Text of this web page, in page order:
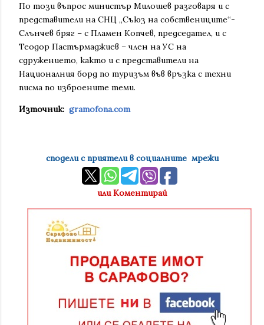
По този въпрос министър Милошев разговаря и с
представители на СНЦ „Съюз на собствениците“-
Слънчев бряг – с Пламен Копчев, председател, и с
Теодор Пастърмаджиев – член на УС на
сдружението, както и с представители на
Националния борд по туризъм във връзка с техни
писма по изброените теми.
Източник: gramofona.com
сподели с приятели в социалните мрежи
или Коментирай